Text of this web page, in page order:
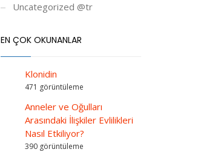
Uncategorized @tr
EN ÇOK OKUNANLAR
Klonidin
471 görüntüleme
Anneler ve Oğulları
Arasındaki İlişkiler Evlilikleri
Nasıl Etkiliyor?
390 görüntüleme